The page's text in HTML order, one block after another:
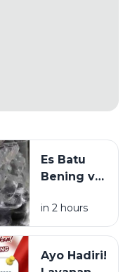
Es Batu
Bening vs
Putih, Apa
Bedanya?
in 2 hours
Ayo Hadiri!